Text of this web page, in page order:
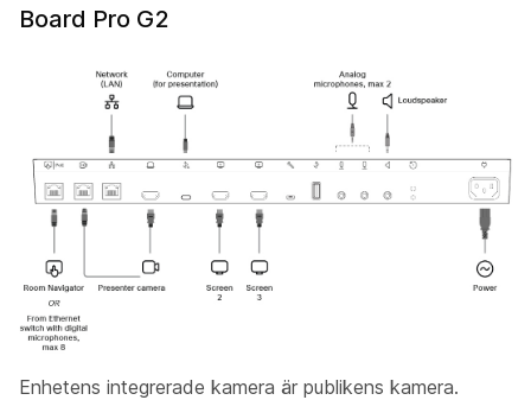
Board Pro G2
Enhetens integrerade kamera är publikens kamera.